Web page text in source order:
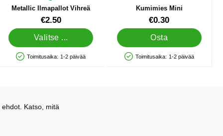
Metallic Ilmapallot Vihreä
Tuote.nro 10464€2.50
Valitse ...
Saatavuus: Varastossa
Toimitusaika: 1-2 päivää
Kumimies Mini
Tuote.nro 12483€0.30
Osta
Saatavuus: Varastossa
Toimitusaika: 1-2 päivää
Katso, mitä